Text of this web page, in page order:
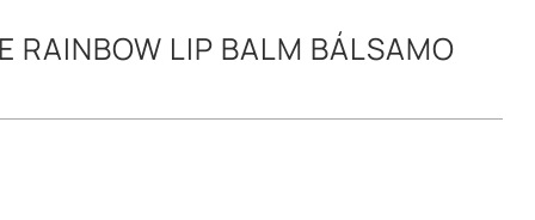
RAINBOW LIP BALM BÁLSAMO